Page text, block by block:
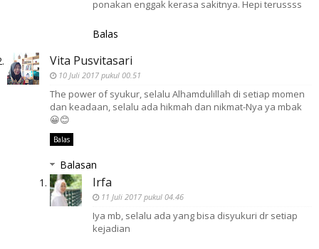
ponakan enggak kerasa sakitnya. Hepi terussss
Balas
Vita Pusvitasari
10 Juli 2017 pukul 00.51
The power of syukur, selalu Alhamdulillah di setiap momen
dan keadaan, selalu ada hikmah dan nikmat-Nya ya mbak
😀😊
Balas
Balasan
Irfa
11 Juli 2017 pukul 04.46
Iya mb, selalu ada yang bisa disyukuri dr setiap
kejadian